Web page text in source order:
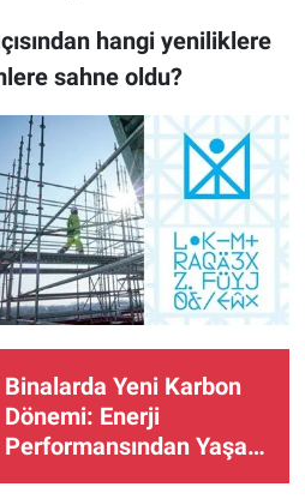
hangi yeniliklere
sahne oldu?
Binalarda Yeni Karbon
Dönemi: Enerji
Performansından Yaşam
Döngüsü Performansına